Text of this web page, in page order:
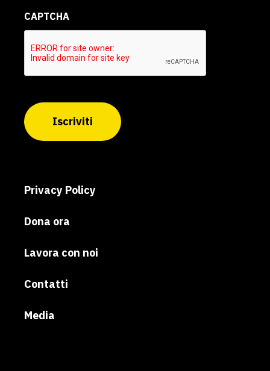
CAPTCHA
Iscriviti
Privacy Policy
Dona ora
Lavora con noi
Contatti
Media